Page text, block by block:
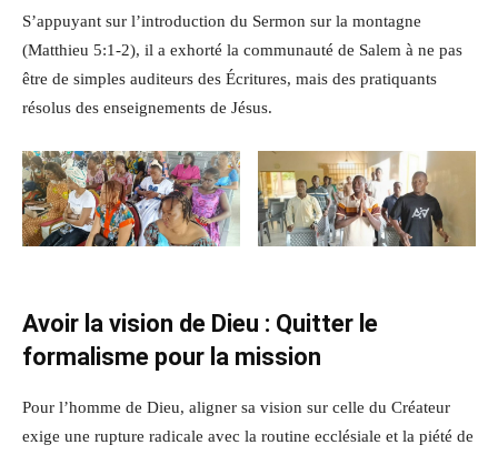
S’appuyant sur l’introduction du Sermon sur la montagne
(Matthieu 5:1-2), il a exhorté la communauté de Salem à ne pas
être de simples auditeurs des Écritures, mais des pratiquants
résolus des enseignements de Jésus.
Avoir la vision de Dieu : Quitter le
formalisme pour la mission
Pour l’homme de Dieu, aligner sa vision sur celle du Créateur
exige une rupture radicale avec la routine ecclésiale et la piété de